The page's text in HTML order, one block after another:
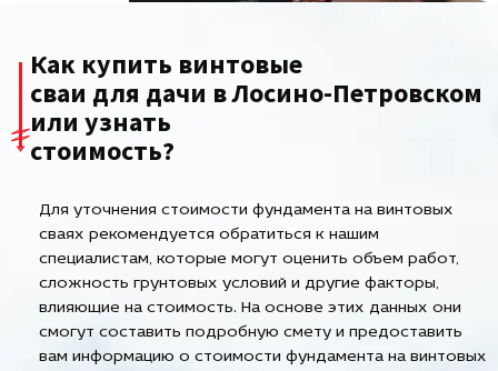
Как купить винтовые
сваи для дачи в Лосино-Петровском
или узнать
стоимость?
Для уточнения стоимости фундамента на винтовых
сваях рекомендуется обратиться к нашим
специалистам, которые могут оценить объем работ,
сложность грунтовых условий и другие факторы,
влияющие на стоимость. На основе этих данных они
смогут составить подробную смету и предоставить
вам информацию о стоимости фундамента на винтовых